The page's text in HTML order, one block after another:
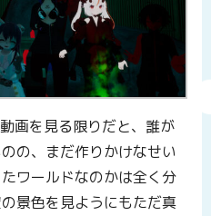
画を見る限りだと、誰が
の、まだ作りかけなせい
ワールドなのかは全く分
景色を見ようにもただ真